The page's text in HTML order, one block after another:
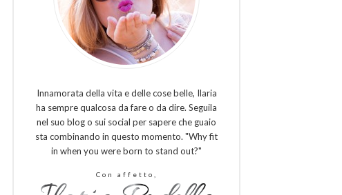
Innamorata della vita e delle cose belle, Ilaria
ha sempre qualcosa da fare o da dire. Seguila
nel suo blog o sui social per sapere che guaio
sta combinando in questo momento. "Why fit
in when you were born to stand out?"
Con affetto,